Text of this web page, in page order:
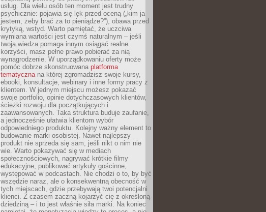
usług. Dla wielu osób ten moment jest trudny
psychicznie: pojawia się lęk przed oceną („kim ja
jestem, żeby brać za to pieniądze?”), obawa przed
krytyką, wstyd. Warto pamiętać, że uczciwa
wymiana wartości jest czymś naturalnym – jeśli
twoja wiedza pomaga innym osiągać realne
korzyści, masz pełne prawo pobierać za nią
wynagrodzenie. W uporządkowaniu oferty może
pomóc dobrze skonstruowana platforma
tematycznana której zgromadzisz swoje kursy,
ebooki, konsultacje, webinary i inne formy pracy z
klientem. W jednym miejscu możesz pokazać
swoje portfolio, opinie dotychczasowych klientów,
ścieżki rozwoju dla początkujących i
zaawansowanych. Taka struktura buduje zaufanie,
a jednocześnie ułatwia klientom wybór
odpowiedniego produktu. Kolejny ważny element to
budowanie marki osobistej. Nawet najlepszy
produkt nie sprzeda się sam, jeśli nikt o nim nie
wie. Warto pokazywać się w mediach
społecznościowych, nagrywać krótkie filmy
edukacyjne, publikować artykuły gościnne,
występować w podcastach. Nie chodzi o to, by być
wszędzie naraz, ale o konsekwentną obecność w
tych miejscach, gdzie przebywają twoi potencjalni
klienci. Z czasem zaczną kojarzyć cię z określoną
dziedziną – i to jest właśnie siła marki. Na koniec